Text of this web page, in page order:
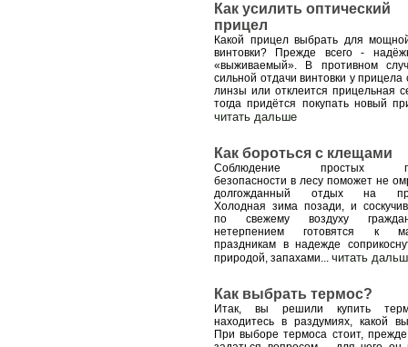
Как усилить оптический
прицел
Какой прицел выбрать для
винтовки? Прежде всего -
«выживаемый». В противном
сильной отдачи винтовки у прицела
линзы или отклеится прицельная
тогда придётся покупать новый
читать дальше
Как бороться с клещами
Соблюдение простых
безопасности в лесу поможет не
долгожданный отдых на
Холодная зима позади, и
по свежему воздуху
нетерпением готовятся к
праздникам в надежде
природой, запахами... читать
Как выбрать термос?
Итак, вы решили купить
находитесь в раздумиях, какой
При выборе термоса стоит, прежде